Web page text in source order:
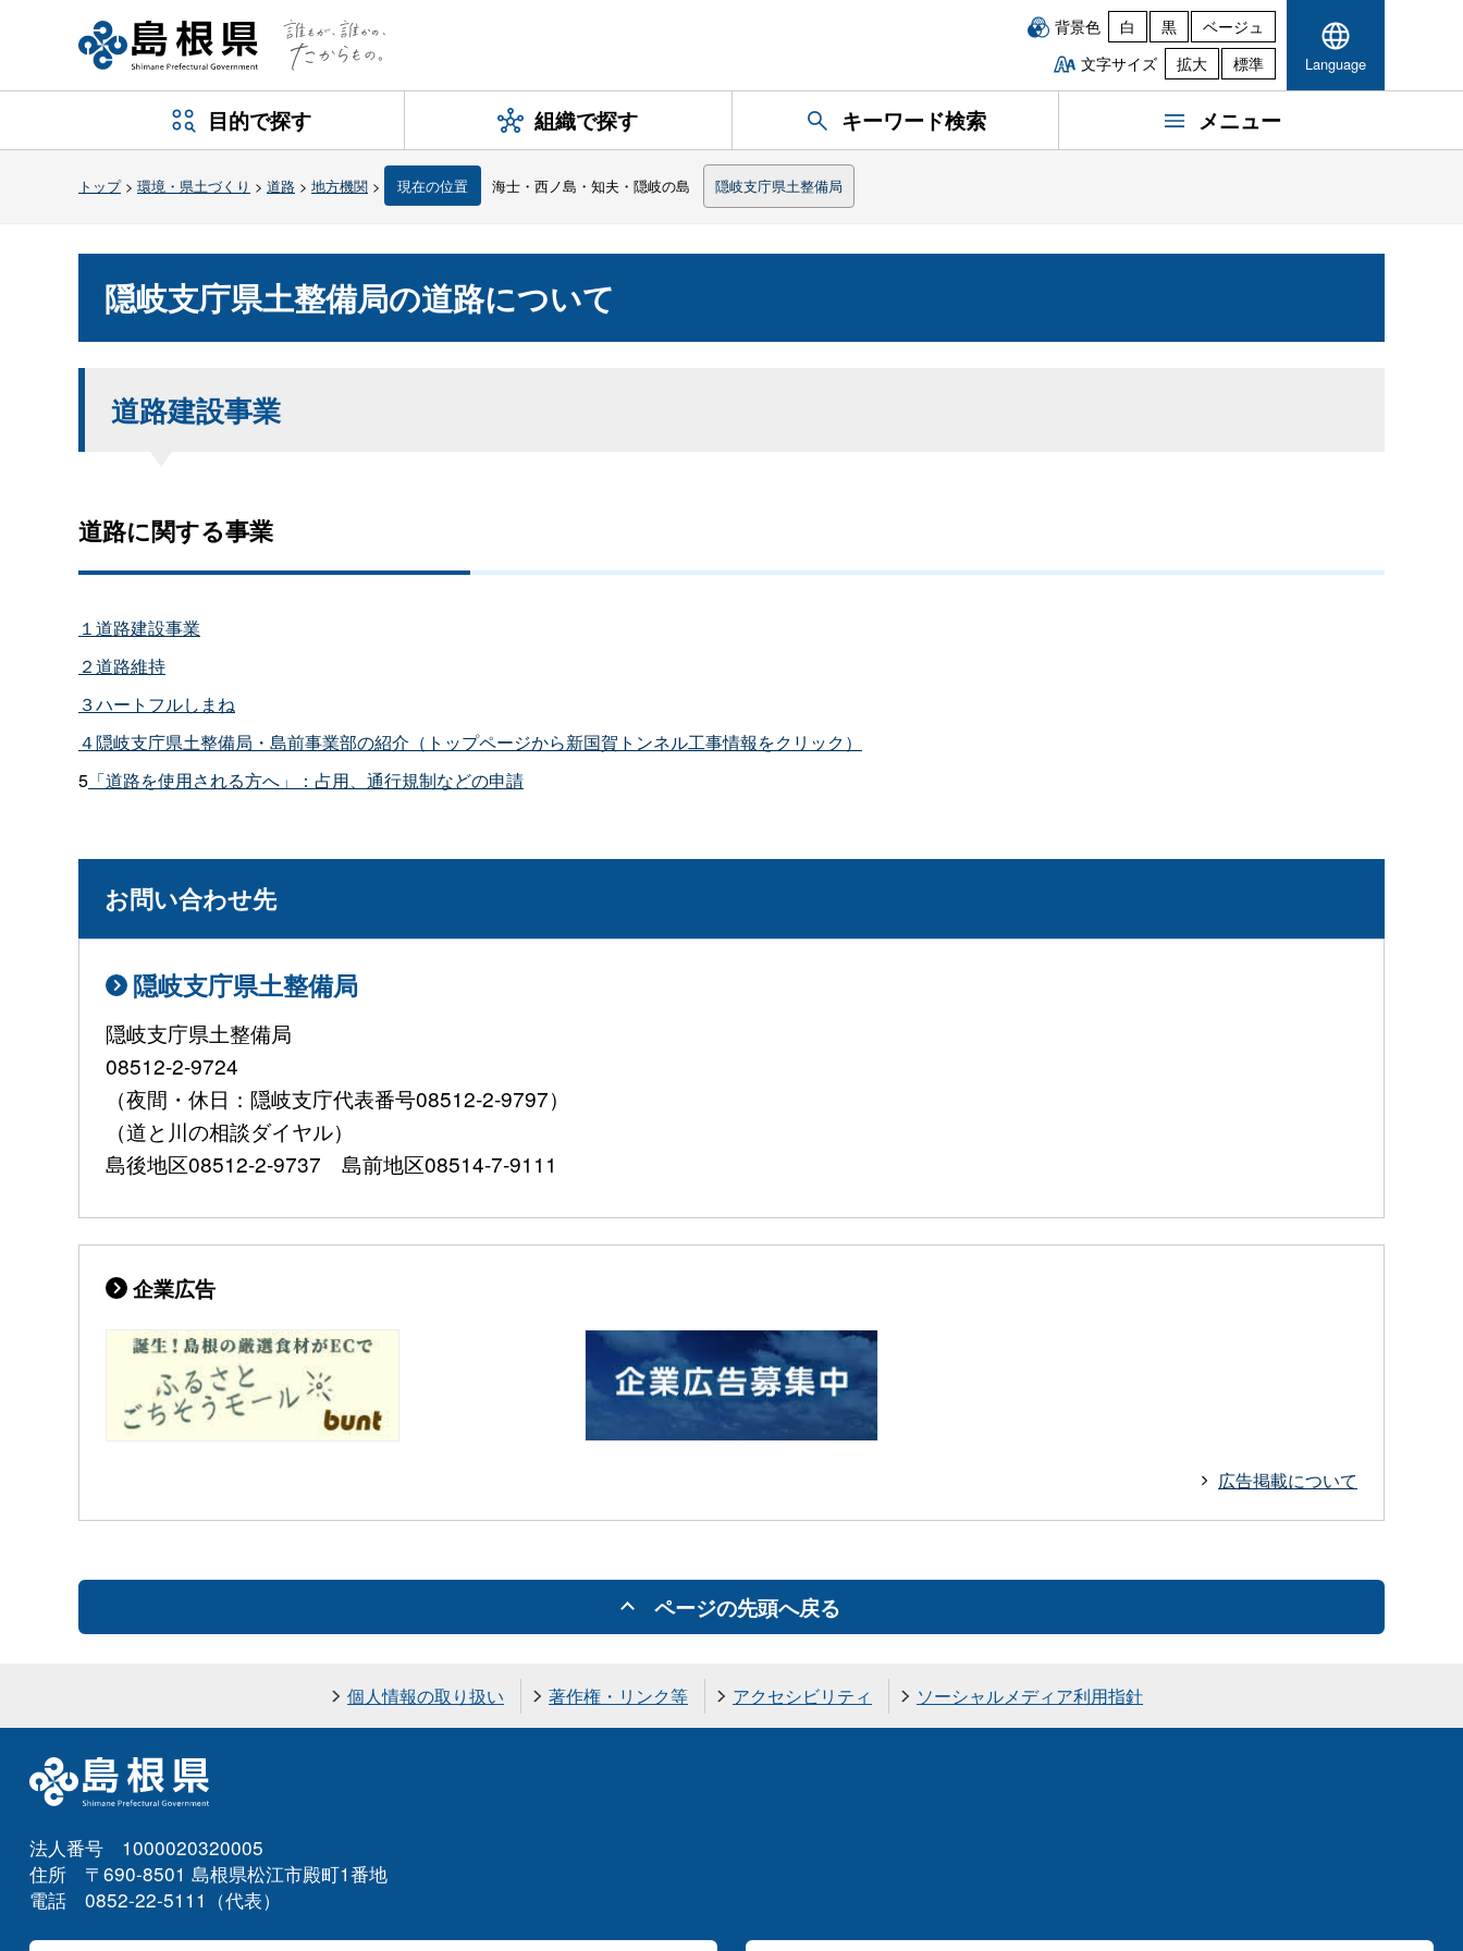
背景色 白 黒
ベージュ
文字サイズ
拡大 標準 Language
目的で探す 組織で探す キーワード検索 メニュー
トップ> 環境・県土づくり > 道路 > 地方機関 > 現在の位置 海士・西ノ島・知夫・隠岐の島 隠岐支庁県土整備局
隠岐支庁県土整備局の道路について
道路建設事業
道路に関する事業
１道路建設事業
２道路維持
３ハートフルしまね
４隠岐支庁県土整備局・島前事業部の紹介（トップページから新国賀トンネル工事情報をクリック）
5 「道路を使用される方へ」：占用、通行規制などの申請
お問い合わせ先
隠岐支庁県土整備局
隠岐支庁県土整備局
08512-2-9724
（夜間・休日：隠岐支庁代表番号08512-2-9797）
（道と川の相談ダイヤル）
島後地区08512-2-9737 島前地区08514-7-9111
企業広告
広告掲載について
ページの先頭へ戻る
個人情報の取り扱い 著作権・リンク等 アクセシビリティ ソーシャルメディア利用指針
法人番号 1000020320005
住所 〒690-8501 島根県松江市殿町1番地
電話 0852-22-5111（代表）